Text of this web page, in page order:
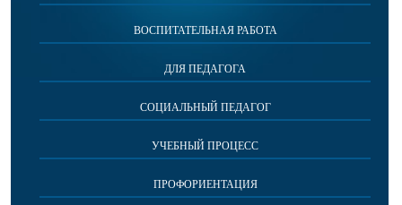
ВОСПИТАТЕЛЬНАЯ РАБОТА
ДЛЯ ПЕДАГОГА
СОЦИАЛЬНЫЙ ПЕДАГОГ
УЧЕБНЫЙ ПРОЦЕСС
ПРОФОРИЕНТАЦИЯ